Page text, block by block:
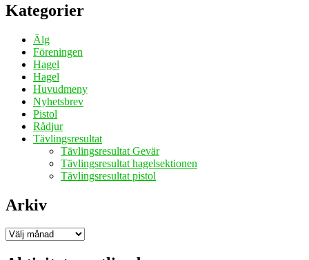
Kategorier
Älg
Föreningen
Hagel
Hagel
Huvudmeny
Nyhetsbrev
Pistol
Rådjur
Tävlingsresultat
Tävlingsresultat Gevär
Tävlingsresultat hagelsektionen
Tävlingsresultat pistol
Arkiv
Arkiv